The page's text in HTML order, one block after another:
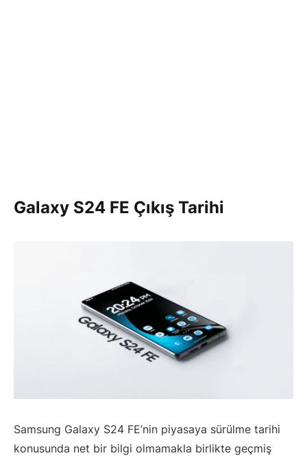
Galaxy S24 FE Çıkış Tarihi
Samsung Galaxy S24 FE’nin piyasaya sürülme tarihi
konusunda net bir bilgi olmamakla birlikte geçmiş